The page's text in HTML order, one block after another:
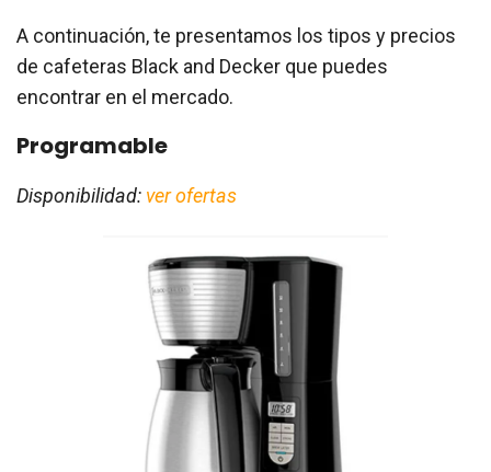
A continuación, te presentamos los tipos y precios
de cafeteras Black and Decker que puedes
encontrar en el mercado.
Programable
Disponibilidad: ver ofertas